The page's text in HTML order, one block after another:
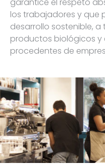
garantice el respeto
los trabajadores y que
desarrollo sostenible,
productos biológicos y
procedentes de